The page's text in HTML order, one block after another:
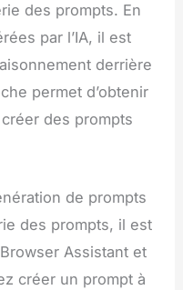
des prompts. En
par l’IA, il est
derrière
permet d’obtenir
des prompts
de prompts
des prompts, il est
Assistant et
créer un prompt à